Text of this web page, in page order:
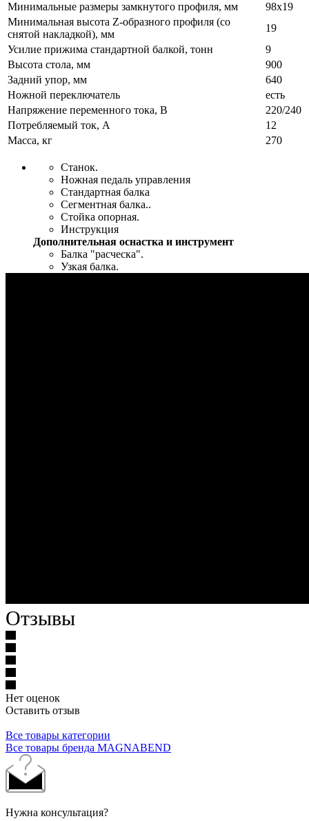
Минимальные размеры замкнутого профиля, мм
98x19
Минимальная высота Z-образного профиля (со
снятой накладкой), мм
19
Усилие прижима стандартной балкой, тонн
9
Высота стола, мм
900
Задний упор, мм
640
Ножной переключатель
есть
Напряжение переменного тока, В
220/240
Потребляемый ток, А
12
Масса, кг
270
Станок.
Ножная педаль управления
Стандартная балка
Сегментная балка..
Стойка опорная.
Инструкция
Дополнительная оснастка и инструмент
Балка "расческа".
Узкая балка.
Отзывы
Нет оценок
Оставить отзыв
Все товары категории
Все товары бренда MAGNABEND
Нужна консультация?